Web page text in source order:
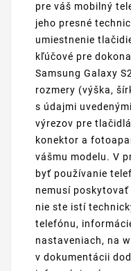
pre váš mobilný
jeho presné
umiestnenie
kľúčové pre
Samsung Galaxy
rozmery (výška,
s údajmi
výrezov pre
konektor a
vášmu modelu. V
byť používanie
nemusí
nie ste istí
telefónu,
nastaveniach, na
v dokumentácii